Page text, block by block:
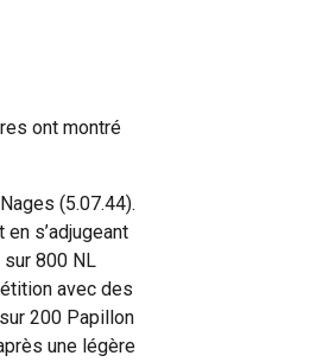
ont montré
(5.07.44).
s’adjugeant
800 NL
avec des
200 Papillon
une légère